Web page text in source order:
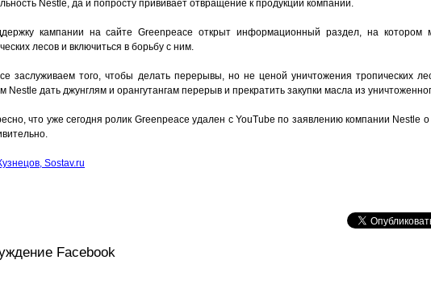
Nestle, да и попросту прививает отвращение к продукции компании.
кампании на сайте Greenpeace открыт информационный раздел, на котором
лесов и включиться в борьбу с ним.
заслуживаем того, чтобы делать перерывы, но не ценой уничтожения тропических
Nestle дать джунглям и орангутангам перерыв и прекратить закупки масла из
что уже сегодня ролик Greenpeace удален с YouTube по заявлению компании Nestle
Sostav.ru
Facebook